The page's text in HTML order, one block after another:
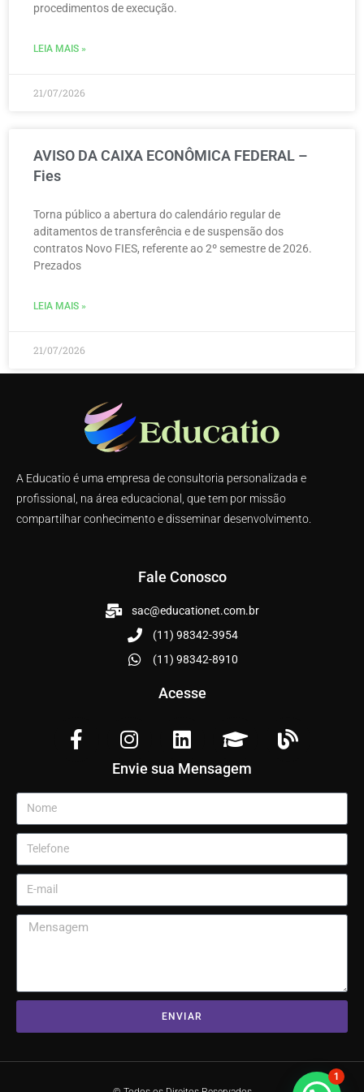
procedimentos de execução.
LEIA MAIS »
21/07/2026
AVISO DA CAIXA ECONÔMICA FEDERAL –
Fies
Torna público a abertura do calendário regular de
aditamentos de transferência e de suspensão dos
contratos Novo FIES, referente ao 2º semestre de 2026.
Prezados
LEIA MAIS »
21/07/2026
A Educatio é uma empresa de consultoria personalizada e
profissional, na área educacional, que tem por missão
compartilhar conhecimento e disseminar desenvolvimento.
Fale Conosco
sac@educationet.com.br
(11) 98342-3954
(11) 98342-8910
Acesse
Envie sua Mensagem
ENVIAR
1